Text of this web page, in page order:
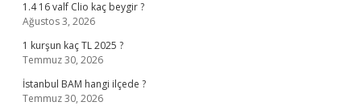
1.4 16 valf Clio kaç beygir ?
Ağustos 3, 2026
1 kurşun kaç TL 2025 ?
Temmuz 30, 2026
İstanbul BAM hangi ilçede ?
Temmuz 30, 2026